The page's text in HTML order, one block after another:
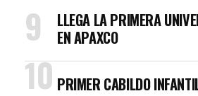
LLEGA LA PRIMERA
EN APAXCO
PRIMER CABILDO